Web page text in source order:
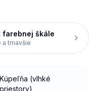
farebnej škále
tmavšie
Kúpeľňa (vlhké
priestory)